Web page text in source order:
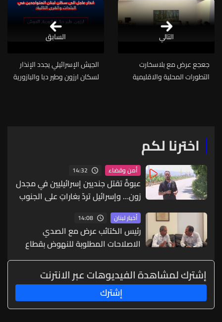
التالي
جعجع عرض مع بلاسخارت
التطورات المحلية والاقليمية
الجيش الإسرائيلي يجدد الإنذار
لسكان ارزون وطير دبا والبازورية
السابق
اخترنا لكم
أمن وقضاء 14:32
عبوةٌ تقتل جنديين إسرائيليين في مجدل
زون… وإسرائيل تردّ بغاراتٍ على الجنوب
أخبار لبنان 14:08
رئيس الكتائب عرض مع الصدي
الاصلاحات المطلوبة للنهوض بقطاع
الكهرباء
إشترك لمشاهدة الفيديوهات عبر الانترنت
إشترك